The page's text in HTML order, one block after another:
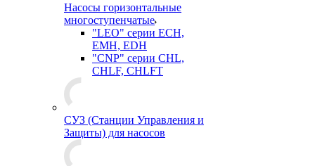
Насосы горизонтальные
многоступенчатые
"LEO" серии ECH,
EMH, EDH
"CNP" серии CHL,
CHLF, CHLFT
СУЗ (Станции Управления и
Защиты) для насосов